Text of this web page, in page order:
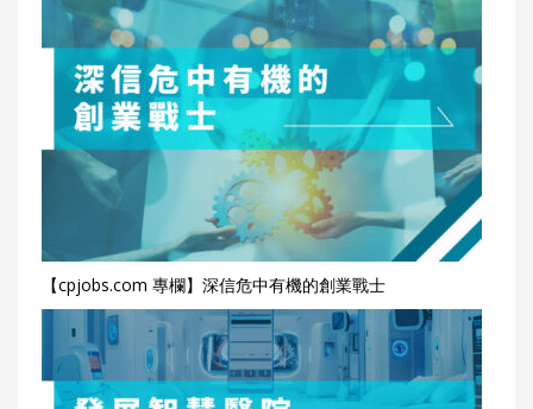
【cpjobs.com 專欄】深信危中有機的創業戰士